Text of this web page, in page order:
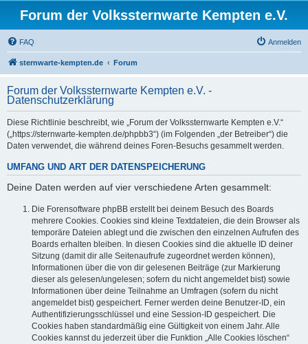
Forum der Volkssternwarte Kempten e.V.
FAQ Anmelden
sternwarte-kempten.de Forum
Forum der Volkssternwarte Kempten e.V. -
Datenschutzerklärung
Diese Richtlinie beschreibt, wie „Forum der Volkssternwarte Kempten e.V.“
(„https://sternwarte-kempten.de/phpbb3“) (im Folgenden „der Betreiber“) die
Daten verwendet, die während deines Foren-Besuchs gesammelt werden.
UMFANG UND ART DER DATENSPEICHERUNG
Deine Daten werden auf vier verschiedene Arten gesammelt:
Die Forensoftware phpBB erstellt bei deinem Besuch des Boards
mehrere Cookies. Cookies sind kleine Textdateien, die dein Browser als
temporäre Dateien ablegt und die zwischen den einzelnen Aufrufen des
Boards erhalten bleiben. In diesen Cookies sind die aktuelle ID deiner
Sitzung (damit dir alle Seitenaufrufe zugeordnet werden können),
Informationen über die von dir gelesenen Beiträge (zur Markierung
dieser als gelesen/ungelesen; sofern du nicht angemeldet bist) sowie
Informationen über deine Teilnahme an Umfragen (sofern du nicht
angemeldet bist) gespeichert. Ferner werden deine Benutzer-ID, ein
Authentifizierungsschlüssel und eine Session-ID gespeichert. Die
Cookies haben standardmäßig eine Gültigkeit von einem Jahr. Alle
Cookies kannst du jederzeit über die Funktion „Alle Cookies löschen“